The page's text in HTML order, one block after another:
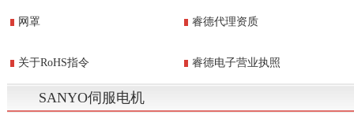
网罩 睿德代理资质
关于RoHS指令 睿德电子营业执照
SANYO伺服电机